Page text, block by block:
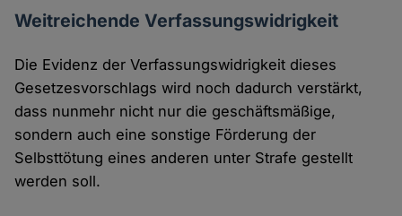
Weitreichende Verfassungswidrigkeit
Die Evidenz der Verfassungswidrigkeit dieses
Gesetzesvorschlags wird noch dadurch verstärkt,
dass nunmehr nicht nur die geschäftsmäßige,
sondern auch eine sonstige Förderung der
Selbsttötung eines anderen unter Strafe gestellt
werden soll.